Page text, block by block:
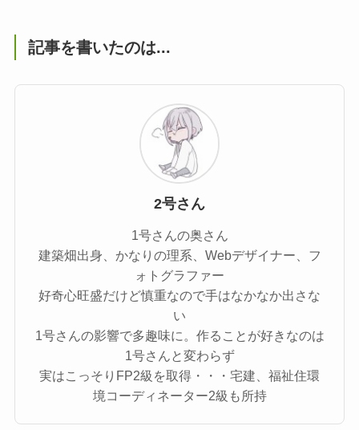
記事を書いたのは...
2号さん
1号さんの奥さん
建築畑出身、かなりの理系、Webデザイナー、フ
ォトグラファー
好奇心旺盛だけど慎重なので手はなかなか出さな
い
1号さんの影響で多趣味に。作ることが好きなのは
1号さんと変わらず
実はこっそりFP2級を取得・・・宅建、福祉住環
境コーディネーター2級も所持